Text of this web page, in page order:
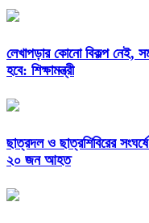
লেখাপড়ার কোনো বিকল্প নেই,
হবে: শিক্ষামন্ত্রী
ছাত্রদল ও ছাত্রশিবিরের
২০ জন আহত